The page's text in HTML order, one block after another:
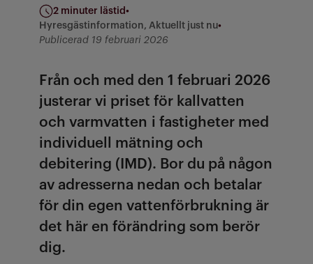
2 minuter lästid •
Hyresgästinformation, Aktuellt just nu•
Kategorier: Hyresgästinformation, Aktuellt just nu
Publicerad 19 februari 2026
Från och med den 1 februari 2026
justerar vi priset för kallvatten
och varmvatten i fastigheter med
individuell mätning och
debitering (IMD). Bor du på någon
av adresserna nedan och betalar
för din egen vattenförbrukning är
det här en förändring som berör
dig.